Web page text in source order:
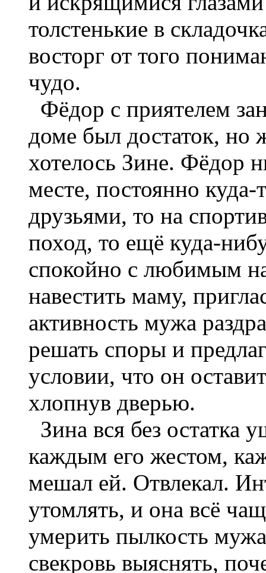
толстенькие в
восторг от того
чудо.
Фёдор с приятелем
доме был достаток, но
хотелось Зине. Фёдор
месте, постоянно
друзьями, то на
поход, то ещё куда-
спокойно с любимым
навестить маму,
активность мужа
решать споры и
условии, что он
хлопнув дверью.
Зина вся без остатка
каждым его жестом,
мешал ей. Отвлекал.
утомлять, и она всё
умерить пылкость
свекровь выяснять,